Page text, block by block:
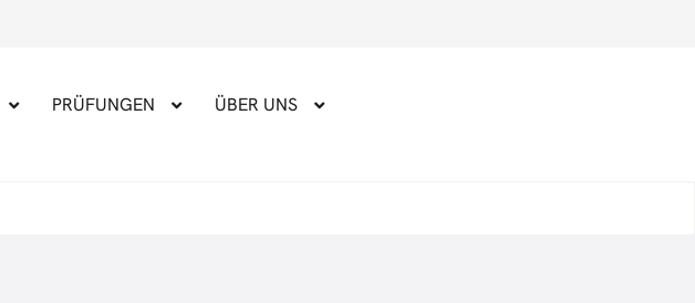
PRÜFUNGEN ÜBER UNS